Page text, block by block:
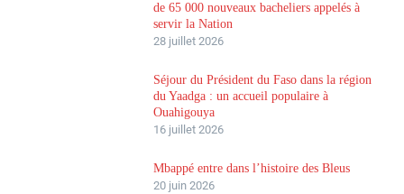
de 65 000 nouveaux bacheliers appelés à
servir la Nation
28 juillet 2026
Séjour du Président du Faso dans la région
du Yaadga : un accueil populaire à
Ouahigouya
16 juillet 2026
Mbappé entre dans l’histoire des Bleus
20 juin 2026